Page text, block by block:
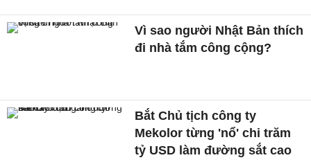
Vì sao người Nhật Bản thích
đi nhà tắm công cộng?
Bắt Chủ tịch công ty
Mekolor từng 'nổ' chi trăm
tỷ USD làm đường sắt cao